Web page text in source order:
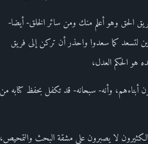
الحق وهو أعلم منك ومن سائر الخلق- أيضا-
لتسعد كما سعدوا واحذر أن تركن إلى فريق
هو الحكم العدل،
أبناءهم، وأنه- سبحانه- قد تكفل بحفظ كتابه من
لا يصبرون على مشقة البحث والتمحيص،